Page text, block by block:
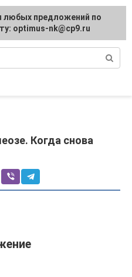
Когда снова
любых предложений по
optimus-nk@cp9.ru